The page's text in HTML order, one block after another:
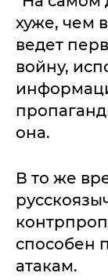
хуже, чем
ведет
войну,
она.
В то же
способен
атакам.